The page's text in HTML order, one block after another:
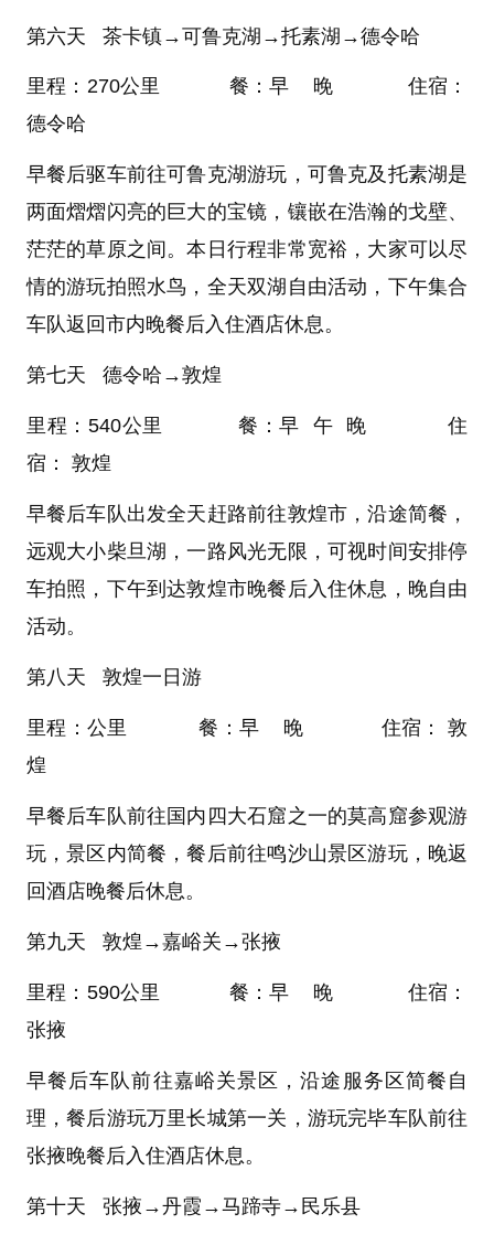
第六天 茶卡镇→可鲁克湖→托素湖→德令哈
里程：270公里 餐：早 晚 住宿：
德令哈
早餐后驱车前往可鲁克湖游玩，可鲁克及托素湖是
两面熠熠闪亮的巨大的宝镜，镶嵌在浩瀚的戈壁、
茫茫的草原之间。本日行程非常宽裕，大家可以尽
情的游玩拍照水鸟，全天双湖自由活动，下午集合
车队返回市内晚餐后入住酒店休息。
第七天 德令哈→敦煌
里程：540公里 餐：早 午 晚 住
宿： 敦煌
早餐后车队出发全天赶路前往敦煌市，沿途简餐，
远观大小柴旦湖，一路风光无限，可视时间安排停
车拍照，下午到达敦煌市晚餐后入住休息，晚自由
活动。
第八天 敦煌一日游
里程：公里 餐：早 晚 住宿： 敦
煌
早餐后车队前往国内四大石窟之一的莫高窟参观游
玩，景区内简餐，餐后前往鸣沙山景区游玩，晚返
回酒店晚餐后休息。
第九天 敦煌→嘉峪关→张掖
里程：590公里 餐：早 晚 住宿：
张掖
早餐后车队前往嘉峪关景区，沿途服务区简餐自
理，餐后游玩万里长城第一关，游玩完毕车队前往
张掖晚餐后入住酒店休息。
第十天 张掖→丹霞→马蹄寺→民乐县